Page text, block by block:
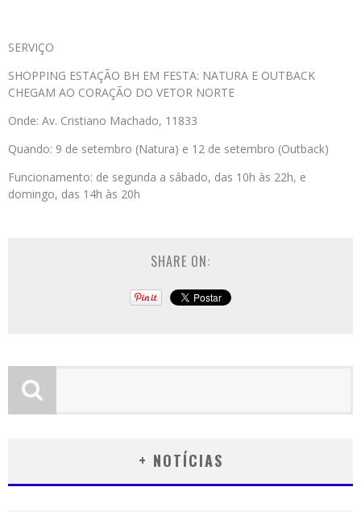
SERVIÇO
SHOPPING ESTAÇÃO BH EM FESTA: NATURA E OUTBACK
CHEGAM AO CORAÇÃO DO VETOR NORTE
Onde: Av. Cristiano Machado, 11833
Quando: 9 de setembro (Natura) e 12 de setembro (Outback)
Funcionamento: de segunda a sábado, das 10h às 22h, e
domingo, das 14h às 20h
SHARE ON:
+ NOTÍCIAS